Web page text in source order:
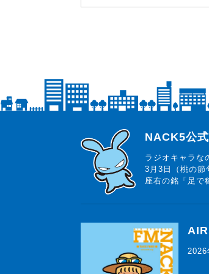
らじっと君
NACK5公
ラジオキャラな
3月3日（桃の節
座右の銘「足で
2026